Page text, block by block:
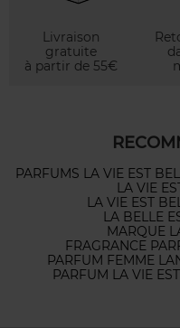
Livraison
gratuite
à partir de 55€
PARFUMS LA VIE EST
LA VIE
LA VIE EST
LA BELLE
MARQUE
FRAGRANCE
PARFUM FEMME
PARFUM LA VIE EST